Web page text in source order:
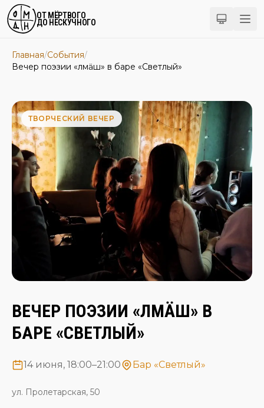
ОТ МЁРТВОГО
ДО НЕСКУЧНОГО
Главная/События/
Вечер поэзии «ӹлӹмӓш» в баре «Светлый»
ТВОРЧЕСКИЙ ВЕЧЕР
ВЕЧЕР ПОЭЗИИ «ӸЛӸМӒШ» В
БАРЕ «СВЕТЛЫЙ»
14 июня, 18:00–21:00 Бар «Светлый»
ул. Пролетарская, 50